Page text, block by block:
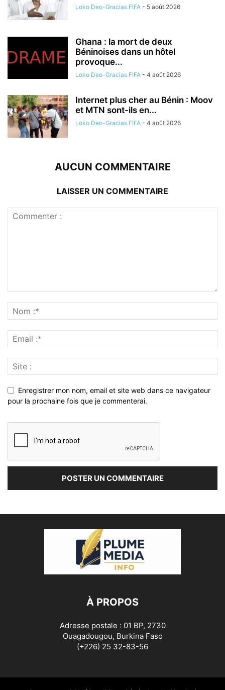
Loko Deo-Gracias FIFA - 5 août 2026
Ghana : la mort de deux
Béninoises dans un hôtel
provoque...
Loko Deo-Gracias FIFA - 4 août 2026
Internet plus cher au Bénin : Moov
et MTN sont-ils en...
Loko Deo-Gracias FIFA - 4 août 2026
AUCUN COMMENTAIRE
LAISSER UN COMMENTAIRE
Enregistrer mon nom, email et site web dans ce navigateur
pour la prochaine fois que je commenterai.
À PROPOS
Adresse postale : 01 BP, 2730
Ouagadougou, Burkina Faso
(+226) 25 32-83-56